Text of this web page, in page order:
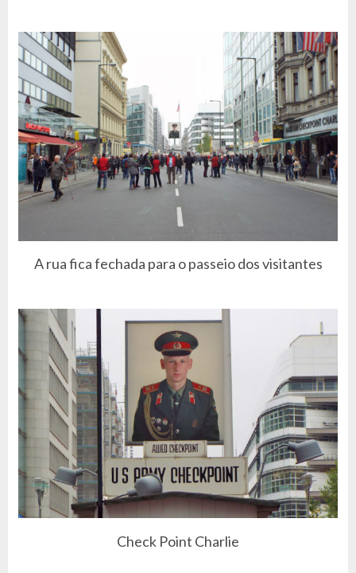
A rua fica fechada para o passeio dos visitantes
Check Point Charlie